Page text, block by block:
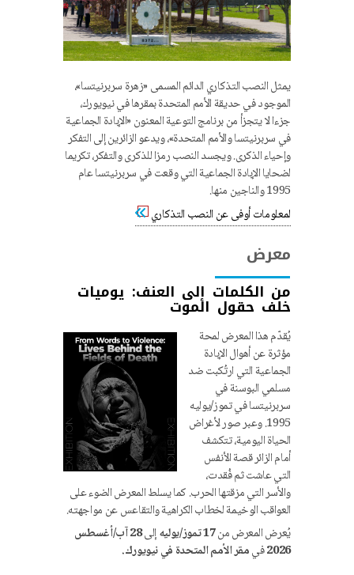
يمثل النصب التذكاري الدائم المسمى «زهرة سربرنيتسا»،
الموجود في حديقة الأمم المتحدة بمقرها في نيويورك،
جزءا لا يتجزأ من برنامج التوعية المعنون «الإبادة الجماعية
في سربرنيتسا والأمم المتحدة»، ويدعو الزائرين إلى التفكر
وإحياء الذكرى. ويجسد النصب رمزا للذكرى والتفكر، تكريما
لضحايا الإبادة الجماعية التي وقعت في سربرنيتسا عام
1995 والناجين منها.
لمعلومات أوفى عن النصب التذكاري
معرض
من الكلمات إلى العنف: يوميات
خلف حقول الموت
يُقدّم هذا المعرض لمحة
مؤثرة عن أهوال الإبادة
الجماعية التي ارتُكبت ضد
مسلمي البوسنة في
سربرنيتسا في تموز/يوليه
1995. وعبر صور لأغراض
الحياة اليومية، تتكشف
أمام الزائر قصة الأنفس
التي عاشت ثم فُقدت،
والأسر التي مزقتها الحرب. كما يسلط المعرض الضوء على
العواقب الوخيمة لخطاب الكراهية والتقاعس عن مواجهته.
يُعرض المعرض من17 تموز/يوليه إلى
28 آب/أغسطس
2026فيمقر الأمم المتحدة في نيويورك.